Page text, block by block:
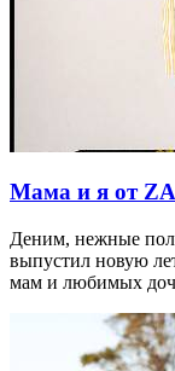
Мама и я от
Деним, нежные
выпустил новую
мам и любимых